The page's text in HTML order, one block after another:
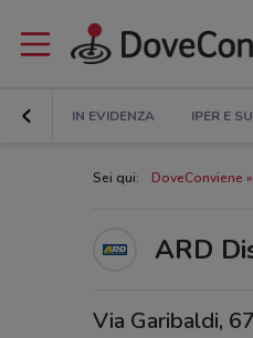
IN EVIDENZA IPER E
Sei qui: DoveConviene
ARD
Via Garibaldi,